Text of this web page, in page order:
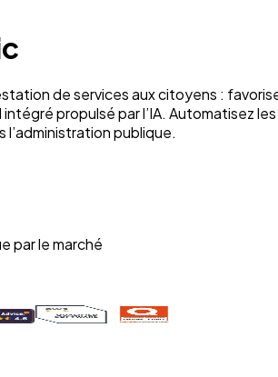
de services aux citoyens :
propulsé par l’IA. Automatisez
publique.
par le marché